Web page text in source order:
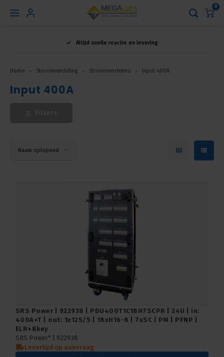
Hoofdmenu
Nederlands
Français
0
Altijd snelle reactie en levering
Home Stroomverdeling Stroomverdelers Input 400A
Input 400A
Naam oplopend
SRS Power | 922938 | PDU400T1C18H7SCPR | 24U | in:
400A+T | out: 1x125/5 | 18xH16-8 | 7xSC | PM | PFNP |
ELR+Bkey
SRS Power* | 922938
Levertijd op aanvraag